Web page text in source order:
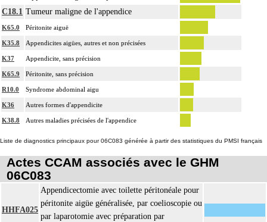
C18.1 Tumeur maligne de l'appendice
K65.0 Péritonite aiguë
K35.8 Appendicites aigües, autres et non précisées
K37 Appendicite, sans précision
K65.9 Péritonite, sans précision
R10.0 Syndrome abdominal aigu
K36 Autres formes d'appendicite
K38.8 Autres maladies précisées de l'appendice
Liste de diagnostics principaux pour 06C083 générée à partir des statistiques du PMSI français
Actes CCAM associés avec le GHM
06C083
HHFA025
Appendicectomie avec toilette péritonéale pour
péritonite aigüe généralisée, par coelioscopie ou
par laparotomie avec préparation par